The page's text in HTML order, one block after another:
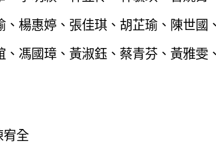
、楊惠婷 、 張佳琪、胡芷瑜、陳世國
馮國璋、黃淑鈺、蔡青芬、黃雅雯、
宥全